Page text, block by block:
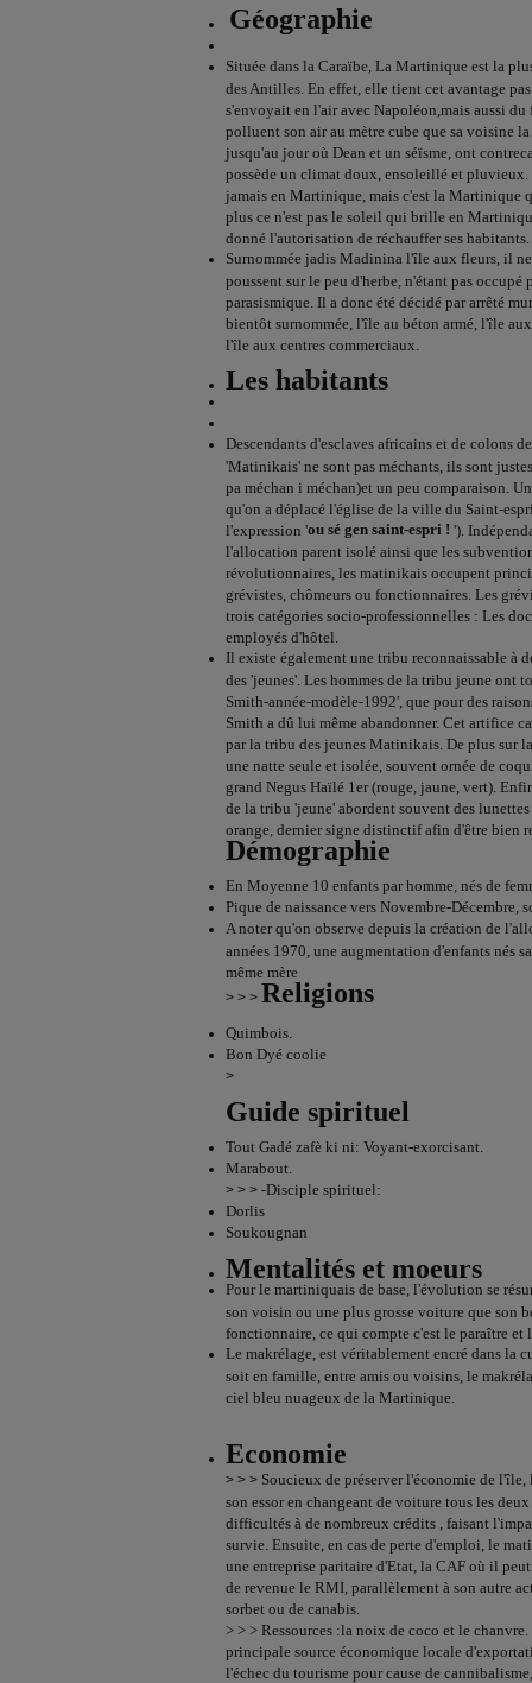
Géographie
Située dans la Caraïbe, La Martinique est la
des Antilles. En effet, elle tient cet avantage
s'envoyait en l'air avec Napoléon,mais aussi
polluent son air au mètre cube que sa voisine
jusqu'au jour où Dean et un séïsme, ont
possède un climat doux, ensoleillé et
jamais en Martinique, mais c'est la Martinique
plus ce n'est pas le soleil qui brille en
donné l'autorisation de réchauffer ses
Surnommée jadis Madinina l'île aux fleurs, il
poussent sur le peu d'herbe, n'étant pas
parasismique. Il a donc été décidé par arrêté
bientôt surnommée, l'île au béton armé, l'île
l'île aux centres commerciaux.
Les habitants
Descendants d'esclaves africains et de colons
'Matinikais' ne sont pas méchants, ils sont
pa méchan i méchan)et un peu comparaison.
qu'on a déplacé l'église de la ville du Saint-
l'expression 'ou sé gen saint-espri ! ').
l'allocation parent isolé ainsi que les
révolutionnaires, les matinikais occupent
grévistes, chômeurs ou fonctionnaires. Les
trois catégories socio-professionnelles : Les
employés d'hôtel.
Il existe également une tribu reconnaissable à
des 'jeunes'. Les hommes de la tribu jeune ont
Smith-année-modèle-1992', que pour des
Smith a dû lui même abandonner. Cet artifice
par la tribu des jeunes Matinikais. De plus sur
une natte seule et isolée, souvent ornée de
grand Negus Haïlé 1er (rouge, jaune, vert).
de la tribu 'jeune' abordent souvent des
orange, dernier signe distinctif afin d'être bien
Démographie
En Moyenne 10 enfants par homme, nés de
Pique de naissance vers Novembre-Décembre,
A noter qu'on observe depuis la création de
années 1970, une augmentation d'enfants nés
même mère
> > > Religions
Quimbois.
Bon Dyé coolie
>
Guide spirituel
Tout Gadé zafè ki ni: Voyant-exorcisant.
Marabout.
> > > -Disciple spirituel:
Dorlis
Soukougnan
Mentalités et moeurs
Pour le martiniquais de base, l'évolution se
son voisin ou une plus grosse voiture que son
fonctionnaire, ce qui compte c'est le paraître et
Le makrélage, est véritablement encré dans la
soit en famille, entre amis ou voisins, le
ciel bleu nuageux de la Martinique.
Economie
> > > Soucieux de préserver l'économie de
son essor en changeant de voiture tous les
difficultés à de nombreux crédits , faisant
survie. Ensuite, en cas de perte d'emploi, le
une entreprise paritaire d'Etat, la CAF où il
de revenue le RMI, parallèlement à son autre
sorbet ou de canabis.
> > > Ressources :la noix de coco et le
principale source économique locale
l'échec du tourisme pour cause de